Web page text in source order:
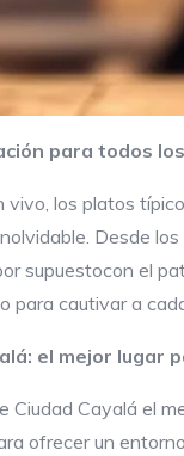
para todos
vivo, los platos
Desde
supuestocon el
para cautivar a
el mejor lugar
Ciudad Cayalá el
ofrecer un